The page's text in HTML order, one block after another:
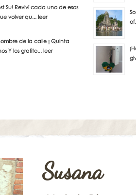
Su! Reviví cada uno de esos
volver qu... leer
de la calle ¡ Quinta
Y los grafito... leer
Susana